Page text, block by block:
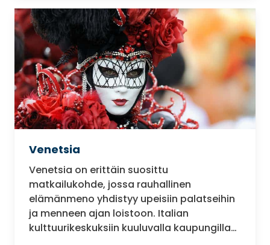
Venetsia
Venetsia on erittäin suosittu
matkailukohde, jossa rauhallinen
elämänmeno yhdistyy upeisiin palatseihin
ja menneen ajan loistoon. Italian
kulttuurikeskuksiin kuuluvalla kaupungilla…